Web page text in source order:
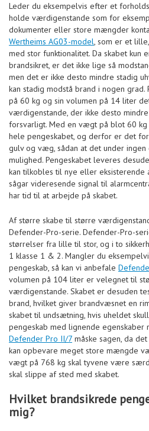
Leder du eksempelvis efter et
holde værdigenstande som for
dokumenter eller store mængder
Wertheims AG03-model, som er et
med stor funktionalitet. Da skabet kun
brandsikret, er det ikke lige så
men det er ikke desto mindre stadig
kan stadig modstå brand i nogen
på 60 kg og sin volumen på 14 liter
værdigenstande, der ikke desto
forsvarligt. Med en vægt på blot 60
hele pengeskabet, og derfor er det
gulv og væg, sådan at det under
mulighed. Pengeskabet leveres
kan tilkobles til nye eller eksisterende
sågar videresende signal til
har tid til at arbejde på skabet.
Af større skabe til større
Defender-Pro-serie. Defender-Pro-
størrelser fra lille til stor, og i to
1 klasse 1 & 2. Mangler du
pengeskab, så kan vi anbefale
volumen på 104 liter er velegnet til
værdigenstande. Skabet er desuden
brand, hvilket giver brandvæsnet en
skabet til undsætning, hvis uheldet
pengeskab med lignende egenskaber
Defender Pro II/7 måske sagen, da
kan opbevare meget store mængde
vægt på 768 kg skal tyvene være
skal slippe af sted med skabet.
Hvilket brandsikrede
mig?